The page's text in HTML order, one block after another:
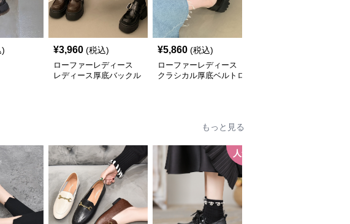
) ¥3,960 (税込)
ローファーレディース
レディース厚底バックル
¥5,860 (税込)
ローファーレディース
クラシカル厚底ベルトロ
もっと見る
人気